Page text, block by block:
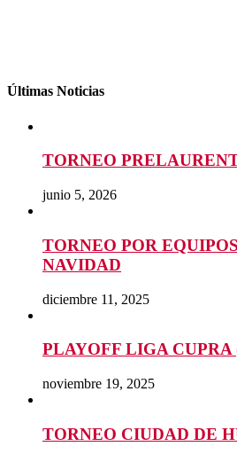
Últimas Noticias
TORNEO
junio 5, 2026
TORNEO POR
NAVIDAD
diciembre 11, 2025
PLAYOFF LIGA CUPRA
noviembre 19, 2025
TORNEO CIUDAD DE